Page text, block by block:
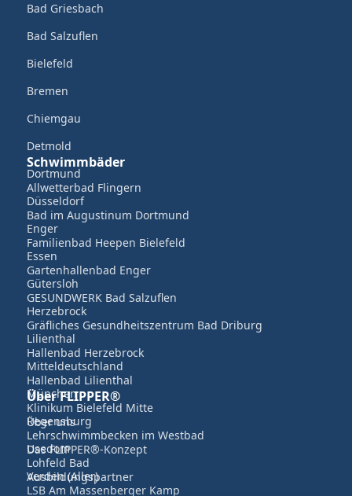
Bad Griesbach
Bad Salzuflen
Bielefeld
Bremen
Chiemgau
Detmold
Dortmund
Düsseldorf
Enger
Essen
Gütersloh
Herzebrock
Lilienthal
Mitteldeutschland
München
Regensburg
Usedom
Verden (Aller)
Schwimmbäder
Allwetterbad Flingern
Bad im Augustinum Dortmund
Familienbad Heepen Bielefeld
Gartenhallenbad Enger
GESUNDWERK Bad Salzuflen
Gräfliches Gesundheitszentrum Bad Driburg
Hallenbad Herzebrock
Hallenbad Lilienthal
Klinikum Bielefeld Mitte
Lehrschwimmbecken im Westbad
Lohfeld Bad
LSB Am Massenberger Kamp
Über FLIPPER®
Über uns
Das FLIPPER®-Konzept
Ausbildungspartner